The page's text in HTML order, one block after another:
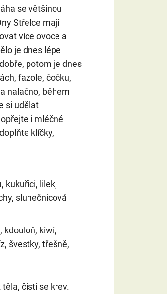
se většinou
Střelce mají
více ovoce a
je dnes lépe
potom je dnes
fazole, čočku,
nalačno, během
si udělat
i mléčné
klíčky,
kukuřici, lilek,
slunečnicová
kdouloň, kiwi,
švestky, třešně,
čistí se krev.